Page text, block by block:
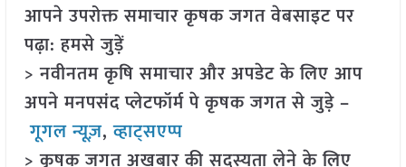
आपने उपरोक्त समाचार कृषक जगत वेबसाइट पर
पढ़ा: हमसे जुड़ें
> नवीनतम कृषि समाचार और अपडेट के लिए आप
अपने मनपसंद प्लेटफॉर्म पे कृषक जगत से जुड़े –
गूगल न्यूज़,व्हाट्सएप्प
> कृषक जगत अखबार की सदस्यता लेने के लिए